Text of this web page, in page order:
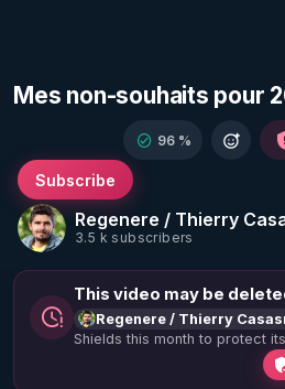
Mes non-souhaits pour
Regenere / Thierry
3.5 k subscribers
Subscribe
96 %
This video may be
Regenere / Thierry
Shields this month to protect